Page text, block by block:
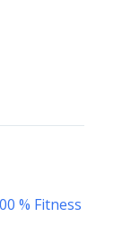
% Fitness